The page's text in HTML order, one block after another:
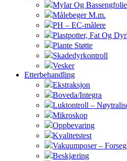
Mylar Og Bassengfolie
Målebeger M.m.
PH – EC-målere
Plastpotter, Fat Og
Plante Støtte
Skadedyrkontroll
Vesker
Etterbehandling
Ekstraksjon
Boveda/Integra
Luktontroll –
Mikroskop
Oppbevaring
Kvalitetstest
Vakuumposer –
Beskjæring